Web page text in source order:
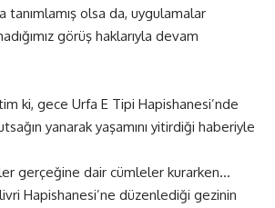
tanımlamış olsa da, uygulamalar
görüş haklarıyla devam
ki, gece Urfa E Tipi Hapishanesi’nde
yanarak yaşamını yitirdiği haberiyle
gerçeğine dair cümleler kurarken…
Hapishanesi’ne düzenlediği gezinin